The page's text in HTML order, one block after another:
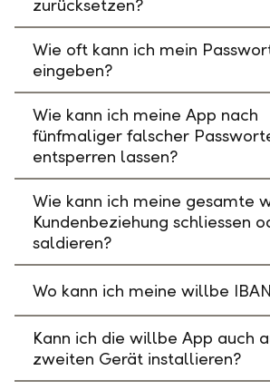
zurücksetzen?
Wie oft kann ich mein
eingeben?
Wie kann ich meine App nach
fünfmaliger falscher
entsperren lassen?
Wie kann ich meine gesamte
Kundenbeziehung schliessen
saldieren?
Wo kann ich meine willbe
Kann ich die willbe App auch
zweiten Gerät installieren?